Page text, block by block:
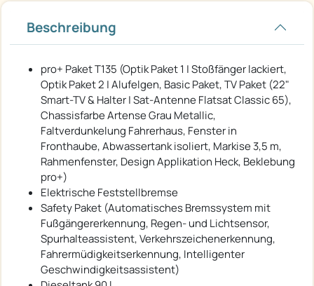
Beschreibung
pro+ Paket T135 (Optik Paket 1 | Stoßfänger lackiert,
Optik Paket 2 | Alufelgen, Basic Paket, TV Paket (22"
Smart-TV & Halter | Sat-Antenne Flatsat Classic 65),
Chassisfarbe Artense Grau Metallic,
Faltverdunkelung Fahrerhaus, Fenster in
Fronthaube, Abwassertank isoliert, Markise 3,5 m,
Rahmenfenster, Design Applikation Heck, Beklebung
pro+)
Elektrische Feststellbremse
Safety Paket (Automatisches Bremssystem mit
Fußgängererkennung, Regen- und Lichtsensor,
Spurhalteassistent, Verkehrszeichenerkennung,
Fahrermüdigkeitserkennung, Intelligenter
Geschwindigkeitsassistent)